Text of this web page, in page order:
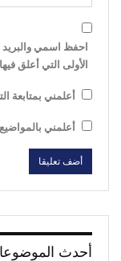
احفظ اسمي والبريد
الأولى التي أعلق
أعلمني بمتابعة
أعلمني
أحدث